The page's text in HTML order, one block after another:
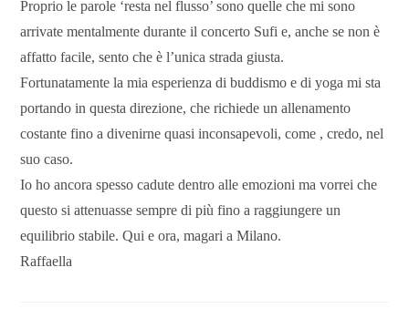
Proprio le parole ‘resta nel flusso’ sono quelle che mi sono
arrivate mentalmente durante il concerto Sufi e, anche se non è
affatto facile, sento che è l’unica strada giusta.
Fortunatamente la mia esperienza di buddismo e di yoga mi sta
portando in questa direzione, che richiede un allenamento
costante fino a divenirne quasi inconsapevoli, come , credo, nel
suo caso.
Io ho ancora spesso cadute dentro alle emozioni ma vorrei che
questo si attenuasse sempre di più fino a raggiungere un
equilibrio stabile. Qui e ora, magari a Milano.
Raffaella